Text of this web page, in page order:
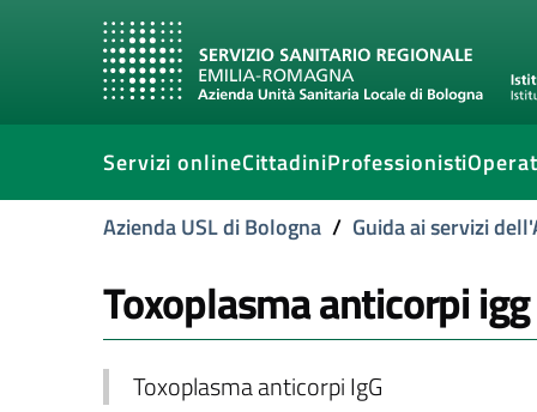
Servizi onlineCittadiniProfessionisti
Azienda USL di Bologna / Guida ai servizi
Toxoplasma anticorpi igg
Toxoplasma anticorpi IgG